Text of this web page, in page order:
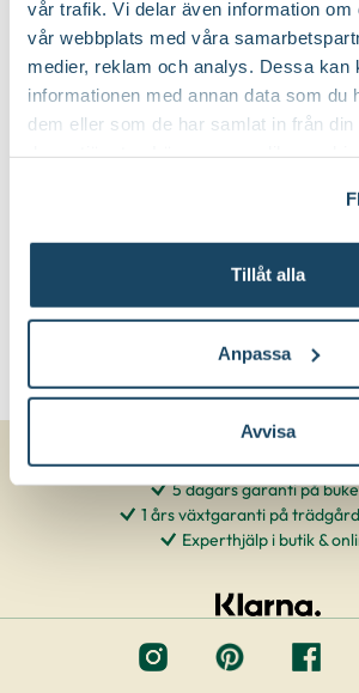
vår trafik. Vi delar även information om
vår webbplats med våra
medier, reklam och analys. Dessa kan
informationen med annan data som du
dem eller som de har samlat in från din
Tillåt alla
Anpassa
Avvisa
Beskärningssätt: Beskärning är inte
5 dagars garanti på
1 års växtgaranti på
Experthjälp i butik &